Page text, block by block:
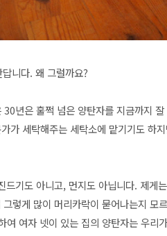
니다. 왜 그럴까요?
년은 훌쩍 넘은 양탄자를 지금까지
가 세탁해주는 세탁소에 맡기기도 하
드기도 아니고, 먼지도 아닙니다. 제게
렇게 많이 머리카락이 묻어나는지 모
여 여자 넷이 있는 집의 양탄자는 우리